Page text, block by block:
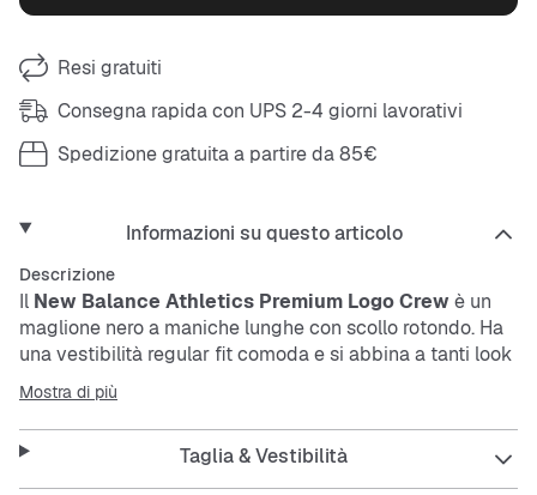
Resi gratuiti
Consegna rapida con UPS 2-4 giorni lavorativi
Spedizione gratuita a partire da 85€
Informazioni su questo articolo
Descrizione
Il New Balance Athletics Premium Logo Crew è un
maglione nero a maniche lunghe con scollo rotondo. Ha
una vestibilità regular fit comoda e si abbina a tanti look
diversi. Il materiale è elastico, facile da curare e
traspirante. Così resti fresco e libero di muoverti tutto il
giorno.
Mostra di più
Taglia & Vestibilità